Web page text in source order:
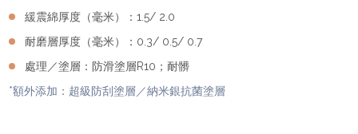
緩震綿厚度（毫米）：1.5/ 2.0
耐磨層厚度（毫米）：0.3/ 0.5/ 0.7
處理／塗層：防滑塗層R10；耐髒
*額外添加：超級防刮塗層／納米銀抗菌塗層